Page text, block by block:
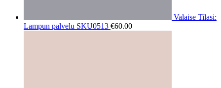
Valaise Tilasi:
Lampun palvelu SKU0513 €60.00